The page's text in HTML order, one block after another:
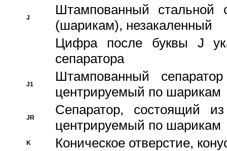
J
Штампованный стальной
(шарикам), незакаленный
Цифра после буквы J
сепаратора
J1
Штампованный
центрируемый по шарикам
JR
Сепаратор, состоящий
центрируемый по шарикам
K Коническое отверстие,